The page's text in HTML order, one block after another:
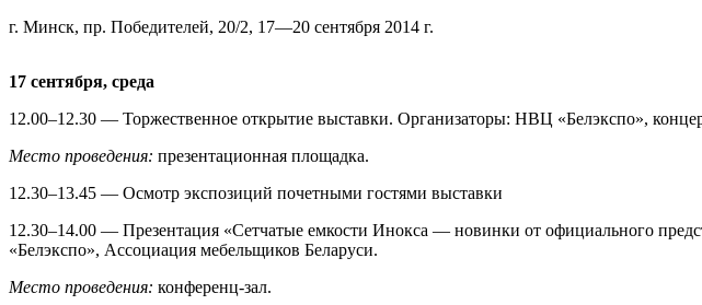
г. Минск, пр. Победителей, 20/2, 17—20 сентября 2014 г.
17 сентября, среда
12.00–12.30 — Торжественное открытие выставки. Организаторы: НВЦ «Белэкспо»,
Место проведения: презентационная площадка.
12.30–13.45 — Осмотр экспозиций почетными гостями выставки
12.30–14.00 — Презентация «Сетчатые емкости Инокса — новинки от официального
«Белэкспо», Ассоциация мебельщиков Беларуси.
Место проведения: конференц-зал.